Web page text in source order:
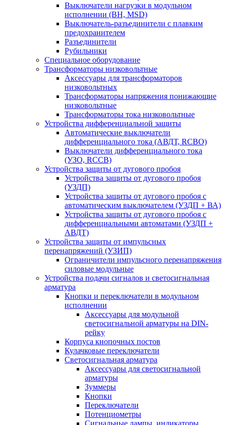
Выключатели нагрузки в модульном
исполнении (ВН, MSD)
Выключатель-разъединители с плавким
предохранителем
Разъединители
Рубильники
Специальное оборудование
Трансформаторы низковольтные
Аксессуары для трансформаторов
низковольтных
Трансформаторы напряжения понижающие
низковольтные
Трансформаторы тока низковольтные
Устройства дифференциальной защиты
Автоматические выключатели
дифференциального тока (АВДТ, RCBO)
Выключатели дифференциального тока
(УЗО, RCCB)
Устройства защиты от дугового пробоя
Устройства защиты от дугового пробоя
(УЗДП)
Устройства защиты от дугового пробоя с
автоматическим выключателем (УЗДП + ВА)
Устройства защиты от дугового пробоя с
дифференциальными автоматами (УЗДП +
АВДТ)
Устройства защиты от импульсных
перенапряжений (УЗИП)
Ограничители импульсного перенапряжения
силовые модульные
Устройства подачи сигналов и светосигнальная
арматура
Кнопки и переключатели в модульном
исполнении
Аксессуары для модульной
светосигнальной арматуры на DIN-
рейку
Корпуса кнопочных постов
Кулачковые переключатели
Светосигнальная арматура
Аксессуары для светосигнальной
арматуры
Зуммеры
Кнопки
Переключатели
Потенциометры
Сигнальные лампы, индикаторы